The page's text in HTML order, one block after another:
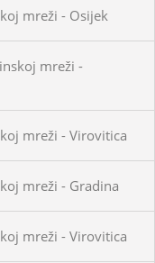
mreži - Osijek
mreži -
mreži - Virovitica
mreži - Gradina
mreži - Virovitica